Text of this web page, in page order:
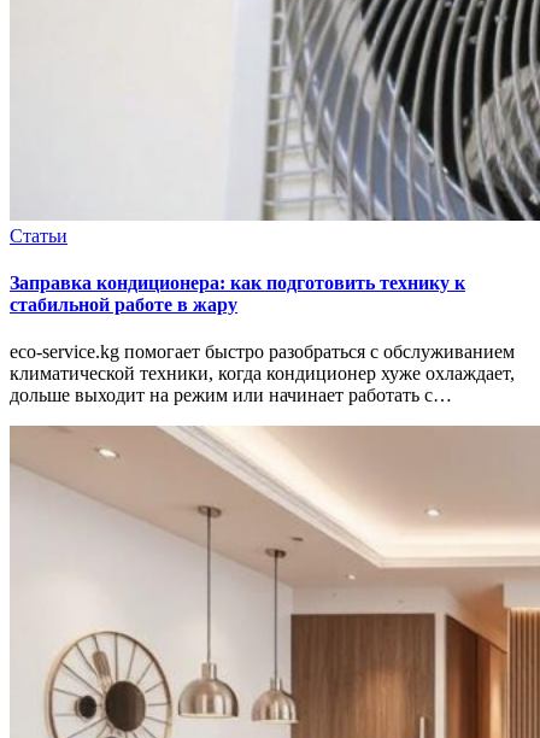
Статьи
Заправка кондиционера: как подготовить технику к
стабильной работе в жару
eco-service.kg помогает быстро разобраться с обслуживанием
климатической техники, когда кондиционер хуже охлаждает,
дольше выходит на режим или начинает работать с…